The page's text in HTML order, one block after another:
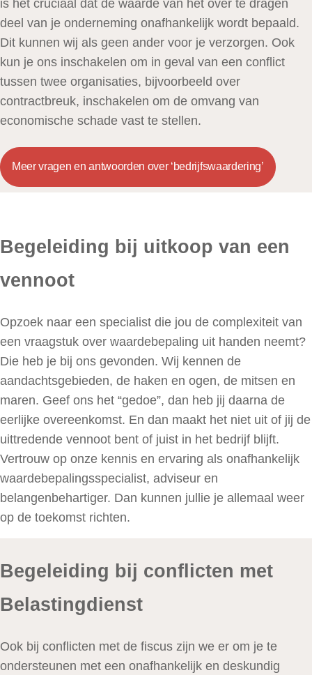
is het cruciaal dat de waarde van het over te dragen
deel van je onderneming onafhankelijk wordt bepaald.
Dit kunnen wij als geen ander voor je verzorgen. Ook
kun je ons inschakelen om in geval van een conflict
tussen twee organisaties, bijvoorbeeld over
contractbreuk, inschakelen om de omvang van
economische schade vast te stellen.
Meer vragen en antwoorden over ‘bedrijfswaardering’
Begeleiding bij uitkoop van een
vennoot
Opzoek naar een specialist die jou de complexiteit van
een vraagstuk over waardebepaling uit handen neemt?
Die heb je bij ons gevonden. Wij kennen de
aandachtsgebieden, de haken en ogen, de mitsen en
maren. Geef ons het “gedoe”, dan heb jij daarna de
eerlijke overeenkomst. En dan maakt het niet uit of jij de
uittredende vennoot bent of juist in het bedrijf blijft.
Vertrouw op onze kennis en ervaring als onafhankelijk
waardebepalingsspecialist, adviseur en
belangenbehartiger. Dan kunnen jullie je allemaal weer
op de toekomst richten.
Begeleiding bij conflicten met
Belastingdienst
Ook bij conflicten met de fiscus zijn we er om je te
ondersteunen met een onafhankelijk en deskundig